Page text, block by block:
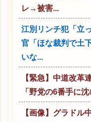
レ→被害...
江別リンチ犯「立
官「ほな裁判で土
いな...
【緊急】中道改革
「野党の6番手に
【画像】グラドル